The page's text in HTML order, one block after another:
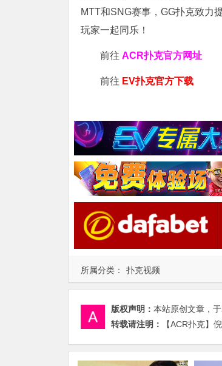
所属分类： 扑克视频
MTT和SNG赛事，GG扑克致力
玩家一起同乐！
前往 ACR扑克官方网址
前往 EV扑克官方下载
版权声明： 本站原创文章，
转载请注明：
【ACR扑克】